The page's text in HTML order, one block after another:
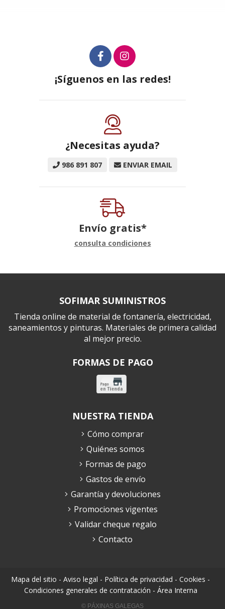
¡Síguenos en las redes!
¿Necesitas ayuda?
986 891 807 ENVIAR EMAIL
Envío gratis*
consulta condiciones
SOFIMAR SUMINISTROS
Tienda online de material de fontanería, electricidad,
saneamientos y pinturas. Materiales de primera calidad
al mejor precio.
FORMAS DE PAGO
NUESTRA TIENDA
Cómo comprar
Quiénes somos
Formas de pago
Gastos de envío
Garantía y devoluciones
Promociones vigentes
Validar cheque regalo
Contacto
Mapa del sitio - Aviso legal - Política de privacidad - Cookies -
Condiciones generales de contratación - Área Interna
© PÁXINAS GALEGAS